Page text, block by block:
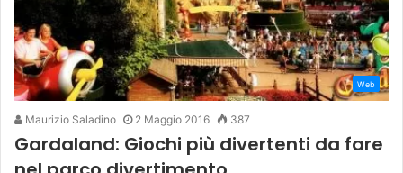
Web
Maurizio Saladino 2 Maggio 2016 387
Gardaland: Giochi più divertenti da fare